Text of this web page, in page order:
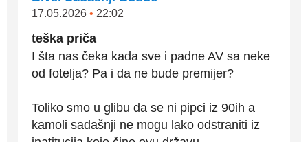
17.05.2026 • 22:02
teška priča
I šta nas čeka kada sve i padne AV sa neke
od fotelja? Pa i da ne bude premijer?
Toliko smo u glibu da se ni pipci iz 90ih a
kamoli sadašnji ne mogu lako odstraniti iz